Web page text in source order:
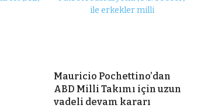
Mauricio Pochettino’dan
ABD Milli Takımı için uzun
vadeli devam kararı